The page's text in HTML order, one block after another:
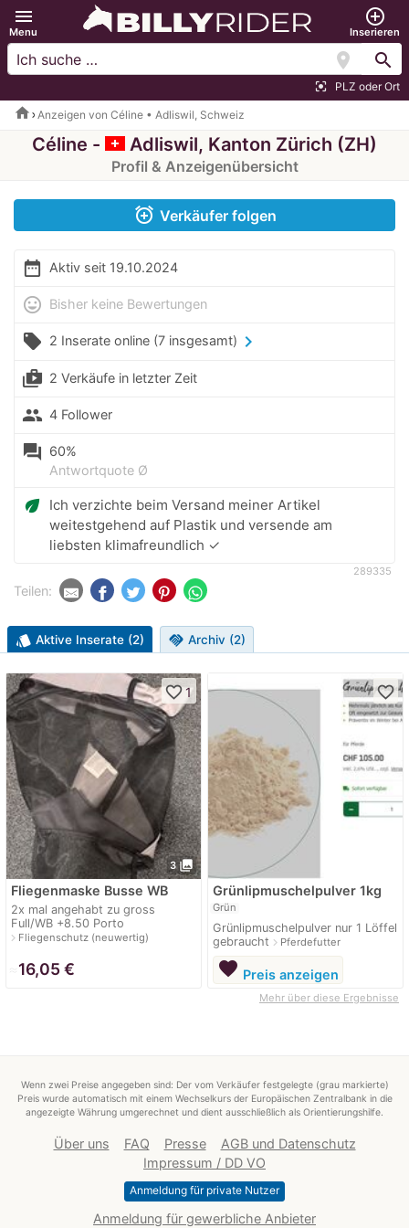
menu
Menu
add_circle_outline
Inserieren
location_on search
center_focus_strong PLZ oder Ort
home Anzeigen von Céline • Adliswil, Schweiz
Céline - Adliswil, Kanton Zürich (ZH)
Profil & Anzeigenübersicht
alarm_add Verkäufer folgen
date_range Aktiv seit 19.10.2024
mood Bisher keine Bewertungen
local_offer 2 Inserate online (7 insgesamt) chevron_right
shop_two 2 Verkäufe in letzter Zeit
people 4 Follower
question_answer 60%
Antwortquote Ø
eco Ich verzichte beim Versand meiner Artikel
weitestgehend auf Plastik und versende am
liebsten klimafreundlich ✓
289335
Teilen:
style Aktive Inserate (2) handshake Archiv (2)
3 photo_library
favorite_border1
Fliegenmaske Busse WB
2x mal angehabt zu gross
Full/WB +8.50 Porto
navigate_nextFliegenschutz (neuwertig)
16,05 €
favorite_border
Grünlipmuschelpulver 1kg
Grün
Grünlipmuschelpulver nur 1 Löffel
gebraucht navigate_nextPferdefutter
favorite Preis anzeigen
Mehr über diese Ergebnisse
Wenn zwei Preise angegeben sind: Der vom Verkäufer festgelegte (grau markierte)
Preis wurde automatisch mit einem Wechselkurs der Europäischen Zentralbank in die
angezeigte Währung umgerechnet und dient ausschließlich als Orientierungshilfe.
Über uns FAQ Presse
AGB und Datenschutz
Impressum / DD VO
Anmeldung für private Nutzer
Anmeldung für gewerbliche Anbieter